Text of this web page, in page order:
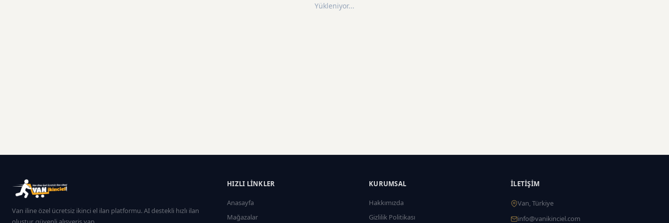
Yükleniyor...
Van iline özel ücretsiz ikinci el ilan platformu. AI destekli hızlı ilan
HIZLI LINKLER
Anasayfa
Mağazalar
KURUMSAL
Hakkımızda
Gizlilik Politikası
İLETIŞIM
Van, Türkiye
info@vanikinciel.com